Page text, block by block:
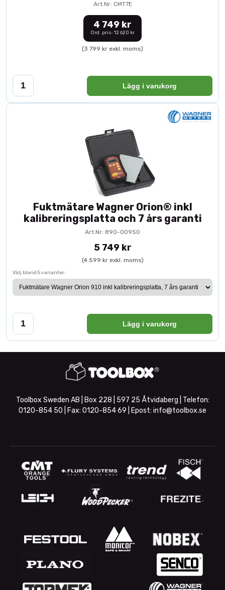
Art.Nr: CMT7E
4 749 kr
Ord. pris: 12 620 kr
(3 799 kr exkl. moms)
Lägg i varukorg
Fuktmätare Wagner Orion® inkl
kalibreringsplatta och 7 års garanti
Art.Nr: 890-00950
5 749 kr
(4 599 kr exkl. moms)
Välj bland 5 varianter:
Lägg i varukorg
Toolbox Sweden AB | Box 228 | 597 25 Åtvidaberg | Telefon:
0120-854 50 | Fax: 0120-854 69 | Epost: info@toolbox.se